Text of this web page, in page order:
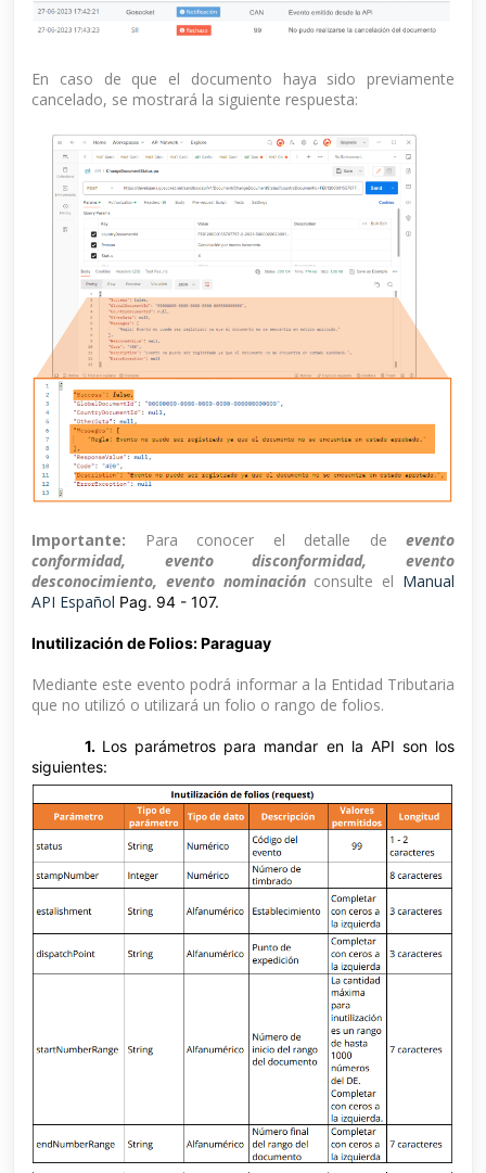
En caso de que el documento haya sido previamente
cancelado, se mostrará la siguiente respuesta:
Importante: Para conocer el detalle de evento
conformidad, evento disconformidad, evento
desconocimiento, evento nominaciónconsulte el Manual
API Español Pag. 94 - 107.
Inutilización de Folios: Paraguay
Mediante este evento podrá informar a la Entidad Tributaria
que no utilizó o utilizará un folio o rango de folios.
1. Los parámetros para mandar en la API son los
siguientes: